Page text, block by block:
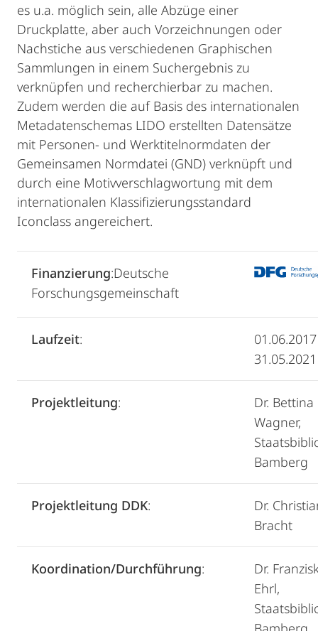
es u.a. möglich sein, alle Abzüge einer
Druckplatte, aber auch Vorzeichnungen oder
Nachstiche aus verschiedenen Graphischen
Sammlungen in einem Suchergebnis zu
verknüpfen und recherchierbar zu machen.
Zudem werden die auf Basis des internationalen
Metadatenschemas LIDO erstellten Datensätze
mit Personen- und Werktitelnormdaten der
Gemeinsamen Normdatei (GND) verknüpft und
durch eine Motivverschlagwortung mit dem
internationalen Klassifizierungsstandard
Iconclass angereichert.
Finanzierung:Deutsche
Forschungsgemeinschaft
Laufzeit:
31.05.2021
Projektleitung:
Dr. Bettina
Wagner,
Bamberg
Projektleitung DDK:
Dr.
Bracht
Koordination/Durchführung:
Dr.
Ehrl,